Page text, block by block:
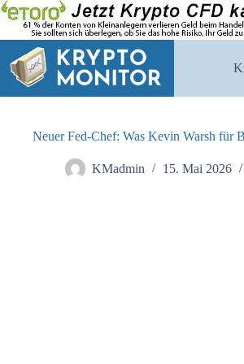
Zum
Inhalt
springen
Neuer Fed-Chef: Was Kevin Warsh für
KMadmin 15. Mai 2026